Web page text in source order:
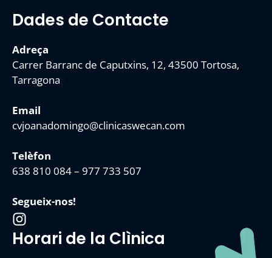
Dades de Contacte
Adreça
Carrer Barranc de Caputxins, 12, 43500 Tortosa,
Tarragona
Email
cvjoanadomingo@clinicaswecan.com
Telèfon
638 810 084– 977 733 507
Segueix-nos!
Horari de la Clìnica